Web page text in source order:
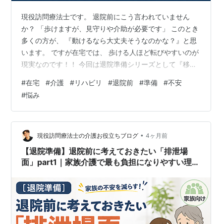
現役訪問療法士です。 退院前にこう言われていません
か？ 「歩けますが、見守りや介助が必要です」 このとき
多くの方が、 『動けるなら大丈夫そうなのかな？』と思
います。 ですが在宅では、 歩ける人ほど転びやすいのが
現実なのです！！ 今回は退院準備シリーズとして『移動
退院準備シリーズとして『排泄介助のポイントpart1、
part2 』を公開しています。是非ご参考にしてください。
www.horihapt.com www.horihapt.com
www.horihapt.com では早速いきましょう。 目次 1．結
論 ここだけは押さえたい3つの…
#在宅 #介護 #リハビリ #退院前 #準備 #不安
#悩み
現役訪問療法士の介護お役立ちブログ • 4ヶ月前
【退院準備】退院前に考えておきたい「排泄場
面」part1｜家族介護で最も負担になりやすい理由